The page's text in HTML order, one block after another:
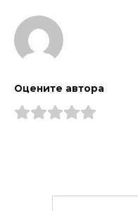
Оцените автора